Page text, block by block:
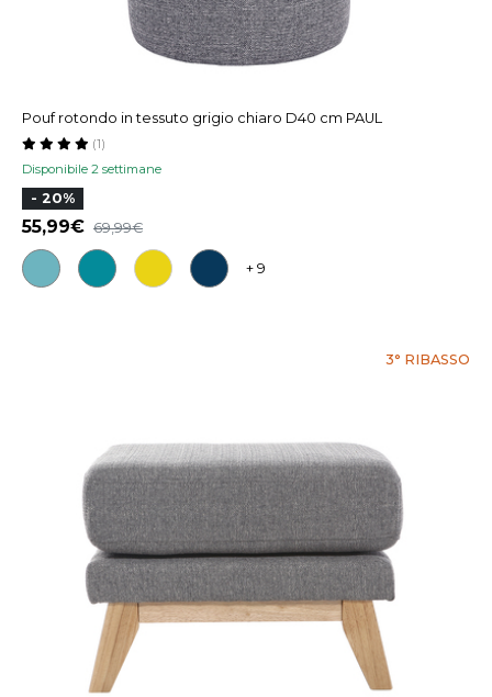
Pouf rotondo in tessuto grigio chiaro D40 cm PAUL
Disponibile 2 settimane
(1)
- 20%
55,99 69,99
+ 9
3° RIBASSO